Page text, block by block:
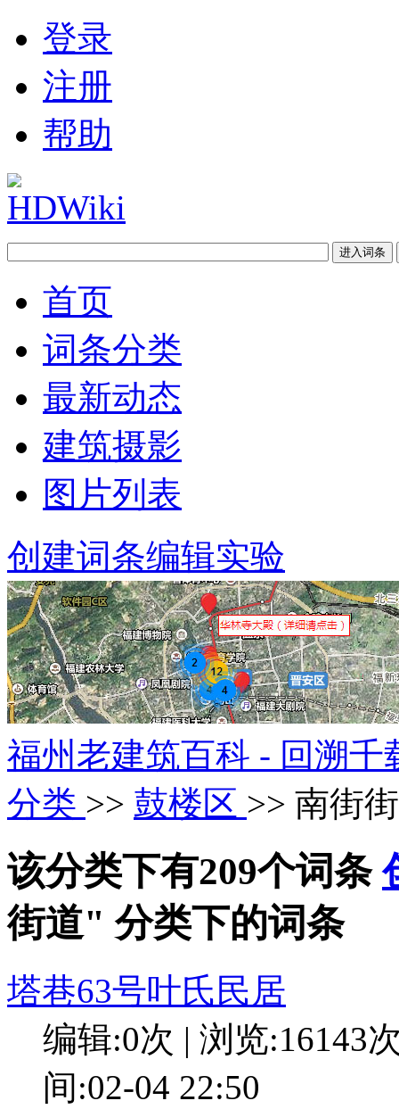
登录
注册
帮助
首页
词条分类
最新动态
建筑摄影
图片列表
创建词条编辑实验
福州老建筑百科 - 回溯
分类 >> 鼓楼区 >> 南街
该分类下有209个词条
街道" 分类下的词条
塔巷63号叶氏民居
编辑:0次 | 浏览:16143
间:02-04 22:50